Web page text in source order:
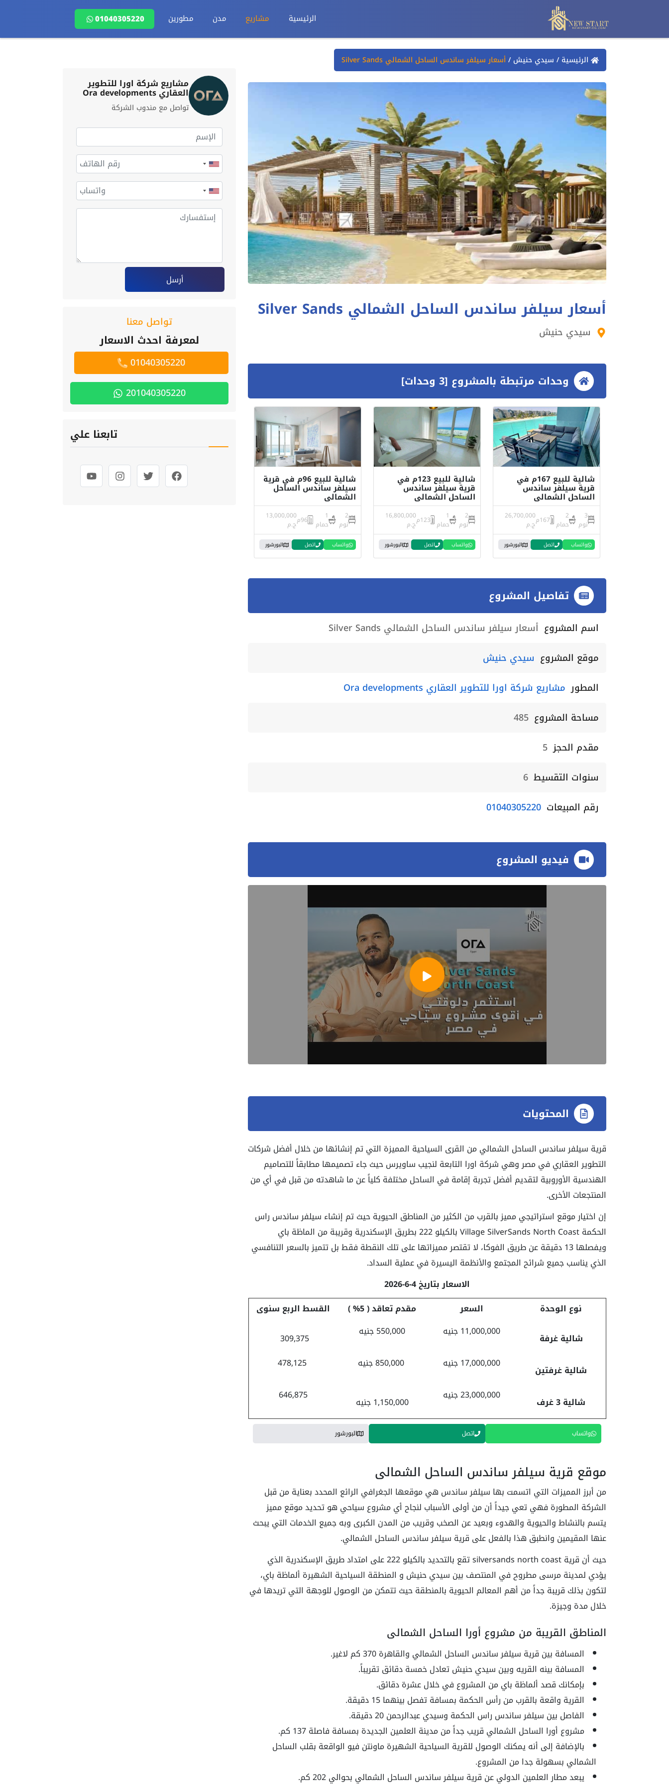
الرئيسية مشاريع مدن مطورين 01040305220
الرئيسية / سيدي حنيش /أسعار سيلفر ساندس الساحل الشمالي Silver Sands
أسعار سيلفر ساندس الساحل الشمالي Silver Sands
سيدي حنيش
وحدات مرتبطة بالمشروع [3 وحدات]
شالية للبيع 167م في
قرية سيلفر ساندس
الساحل الشمالي
3
نوم
2
حمام
167م 26,700,000
ج.م
واتساب اتصل البورشور
شالية للبيع 123م في
قرية سيلفر ساندس
الساحل الشمالي
2
نوم
1
حمام
123م 16,800,000
ج.م
واتساب اتصل البورشور
شالية للبيع 96م في قرية
سيلفر ساندس الساحل
الشمالي
2
نوم
1
حمام
96م 13,000,000
ج.م
واتساب اتصل البورشور
تفاصيل المشروع
اسم المشروع أسعار سيلفر ساندس الساحل الشمالي Silver Sands
موقع المشروع سيدي حنيش
المطور مشاريع شركة اورا للتطوير العقاري Ora developments
مساحة المشروع 485
مقدم الحجز 5
سنوات التقسيط 6
رقم المبيعات 01040305220
فيديو المشروع
المحتويات
قرية سيلفر ساندس الساحل الشمالي من القرى السياحية المميزة التي تم إنشائها من خلال أفضل شركات
التطوير العقاري في مصر وهي شركة اورا التابعة لنجيب ساويرس حيث جاء تصميمها مطابقاً للتصاميم
الهندسية الأوروبية لتقديم أفضل تجربة إقامة في الساحل مختلفة كلياً عن ما شاهدته من قبل في أي من
المنتجعات الأخرى.
إن اختيار موقع استراتيجي مميز بالقرب من الكثير من المناطق الحيوية حيث تم إنشاء سيلفر ساندس راس
الحكمة Village SilverSands North Coast بالكيلو 222 بطريق الإسكندرية وقريبة من الماظة باي
ويفصلها 13 دقيقة عن طريق الفوكا، لا تقتصر مميزاتها على تلك النقطة فقط بل تتميز بالسعر التنافسي
الذي يناسب جميع شرائح المجتمع والأنظمة اليسيرة في عملية السداد.
الاسعار بتاريخ 4-6-2026
نوع الوحدة
السعر مقدم تعاقد (5% ) القسط الربع سنوى
شالية غرفة
11,000,000 جنيه 550,000 جنيه 309,375
شالية غرفتين 17,000,000 جنيه 850,000 جنيه 478,125
شالية 3 غرف 23,000,000 جنيه 1,150,000 جنيه 646,875
واتساب اتصل البورشور
موقع قرية سيلفر ساندس الساحل الشمالي
من أبرز المميزات التي اتسمت بها سيلفر ساندس هي موقعها الجغرافي الرائع المحدد بعناية من قبل
الشركة المطورة فهي تعي جيداً أن من أولى الأسباب لنجاح أي مشروع سياحي هو تحديد موقع مميز
يتسم بالنشاط والحيوية والهدوء وبعيد عن الصخب وقريب من المدن الكبرى وبه جميع الخدمات التي يبحث
عنها المقيمين وانطبق هذا بالفعل على قرية سيلفر ساندس الساحل الشمالي.
حيث أن قرية silversands north coast تقع بالتحديد بالكيلو 222 على امتداد طريق الإسكندرية الذي
يؤدي لمدينة مرسى مطروح في المنتصف بين سيدي حنيش و المنطقة السياحية الشهيرة ألماظة باي،
لتكون بذلك قريبة جداً من أهم المعالم الحيوية بالمنطقة حيث تتمكن من الوصول للوجهة التي تريدها في
خلال مدة وجيزة.
المناطق القريبة من مشروع أورا الساحل الشمالي
المسافة بين قرية سيلفر ساندس الساحل الشمالي والقاهرة 370 كم لاغير.
المسافة بينه القريه وبين سيدي حنيش تعادل خمسة دقائق تقريباً.
بإمكانك قصد ألماظة باي من المشروع في خلال عشرة دقائق.
القرية واقعة بالقرب من رأس الحكمة بمسافة تفصل بينهما 15 دقيقة.
الفاصل بين سيلفر ساندس راس الحكمة وسيدي عبدالرحمن 20 دقيقة.
مشروع أورا الساحل الشمالي قريب جداً من مدينة العلمين الجديدة بمسافة فاصلة 137 كم.
بالإضافة إلى أنه يمكنك الوصول للقرية السياحية الشهيرة ماونتن فيو الواقعة بقلب الساحل
الشمالي بسهولة جدا من المشروع.
يبعد مطار العلمين الدولي عن قرية سيلفر ساندس الساحل الشمالي بحوالي 202 كم.
مشاريع شركة اورا للتطوير
العقاري Ora developments
تواصل مع مندوب الشركة
أرسل
تواصل معنا
لمعرفة احدث الاسعار
01040305220
201040305220
تابعنا علي